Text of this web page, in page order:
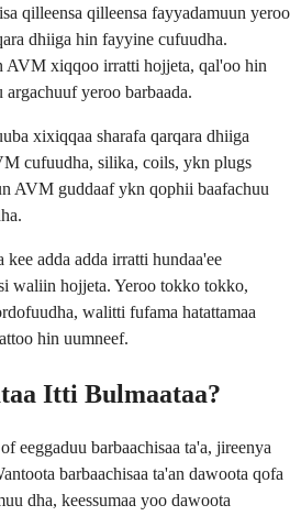
qilleensa qilleensa fayyadamuun yeroo
dhiiga hin fayyine cufuudha.
AVM xiqqoo irratti hojjeta, qal'oo hin
yeroo barbaada.
xixiqqaa sharafa qarqara dhiiga
cufuudha, silika, coils, ykn plugs
AVM guddaaf ykn qophii baafachuu
adda adda irratti hundaa'ee
waliin hojjeta. Yeroo tokko tokko,
walitti fufama hatattamaa
hin uumneef.
Itti Bulmaataa?
eeggaduu barbaachisaa ta'a, jireenya
barbaachisaa ta'an dawoota qofa
dha, keessumaa yoo dawoota